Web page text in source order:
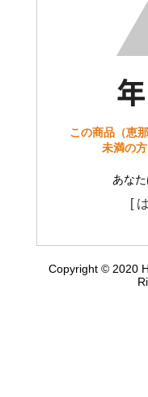
この商品（恵
未満の
あな
[
Copyright © 2020